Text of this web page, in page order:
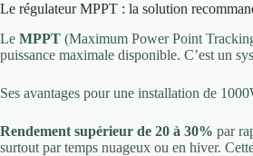
Le régulateur MPPT : la solution
Le MPPT (Maximum Power Point
puissance maximale disponible. C’est un
Ses avantages pour une installation de
Rendement supérieur de 20 à 30% par
surtout par temps nuageux ou en hiver.